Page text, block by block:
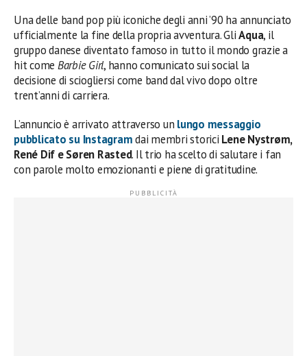
Una delle band pop più iconiche degli anni ’90 ha annunciato
ufficialmente la fine della propria avventura. GliAqua, il
gruppo danese diventato famoso in tutto il mondo grazie a
hit come Barbie Girl, hanno comunicato sui social la
decisione di sciogliersi come band dal vivo dopo oltre
trent’anni di carriera.
L’annuncio è arrivato attraverso un lungo messaggio
pubblicato su Instagramdai membri storici Lene Nystrøm,
René Dif e Søren Rasted. Il trio ha scelto di salutare i fan
con parole molto emozionanti e piene di gratitudine.